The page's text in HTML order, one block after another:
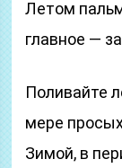
Летом
главное —
Поливайте
мере
Зимой, в